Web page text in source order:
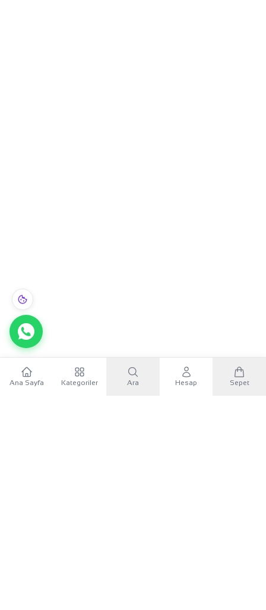
22 Ayar Altın Desenli Alyans Özel Tasarım 3.97gr 24 Numara - DA00062
32.999,99 TL
Sepete Ekle
WhatsApp
Ana Sayfa Kategoriler Ara Hesap Sepet